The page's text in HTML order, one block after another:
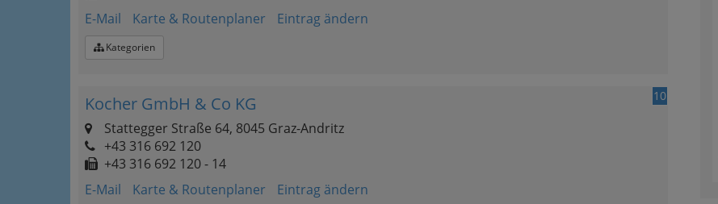
E-Mail
Karte & Routenplaner Eintrag ändern
Kategorien
10
Kocher GmbH & Co KG
Stattegger Straße 64, 8045 Graz-Andritz
+43 316 692 120
+43 316 692 120 - 14
E-Mail
Karte & Routenplaner Eintrag ändern